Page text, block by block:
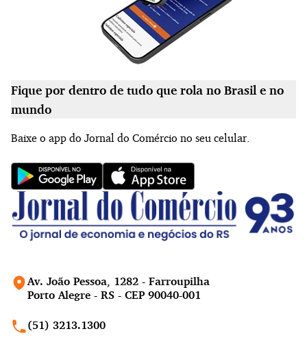
Av. João Pessoa, 1282 - Farroupilha
Porto Alegre - RS - CEP 90040-001
(51) 3213.1300
Fique por dentro de tudo que rola no Brasil e no
mundo
Baixe o app do Jornal do Comércio no seu celular.